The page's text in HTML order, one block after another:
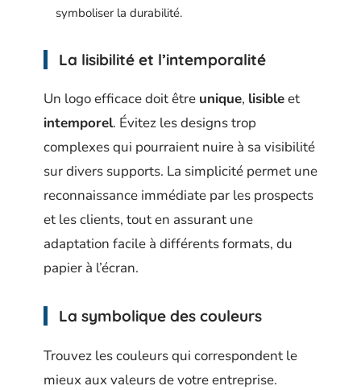
symboliser la durabilité.
La lisibilité et l’intemporalité
Un logo efficace doit être unique, lisibleet
intemporel. Évitez les designs trop
complexes qui pourraient nuire à sa visibilité
sur divers supports. La simplicité permet une
reconnaissance immédiate par les prospects
et les clients, tout en assurant une
adaptation facile à différents formats, du
papier à l’écran.
La symbolique des couleurs
Trouvez les couleurs qui correspondent le
mieux aux valeurs de votre entreprise.